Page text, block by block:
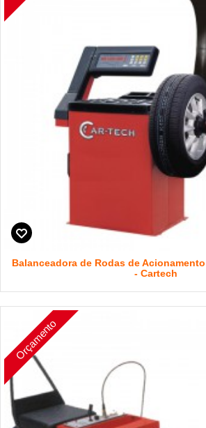
Balanceadora de Rodas de
- Cartech
Orçamento